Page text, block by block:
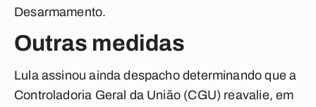
Desarmamento.
Outras medidas
Lula assinou ainda despacho determinando que a
Controladoria Geral da União (CGU) reavalie, em